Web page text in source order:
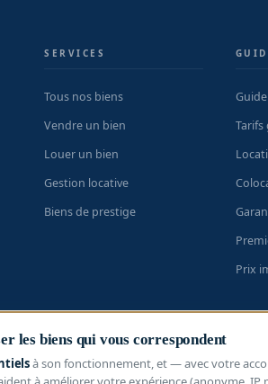
SERVICES
Tous nos biens
Vendre un bien
Louer un bien
Gestion locative
Biens de prestige
Tarifs
Prix
les biens qui vous correspondent
à son fonctionnement, et — avec votre